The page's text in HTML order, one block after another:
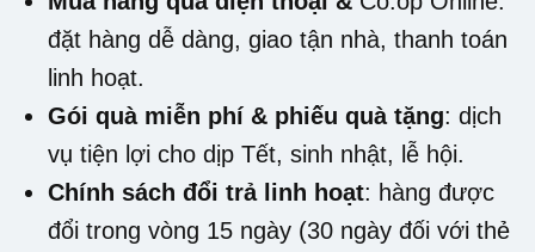
đặt hàng dễ dàng, giao tận nhà, thanh toán
linh hoạt.
Gói quà miễn phí & phiếu quà tặng: dịch
vụ tiện lợi cho dịp Tết, sinh nhật, lễ hội.
Chính sách đổi trả linh hoạt: hàng được
đổi trong vòng 15 ngày (30 ngày đối với thẻ